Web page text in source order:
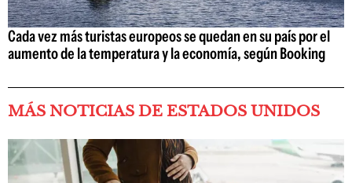
Cada vez más turistas europeos se quedan en su país por el
aumento de la temperatura y la economía, según Booking
MÁS NOTICIAS DE ESTADOS UNIDOS